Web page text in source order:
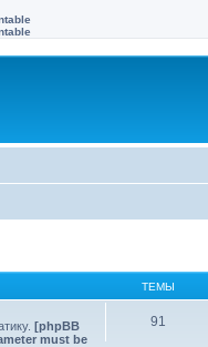
ТЕМЫ
[phpBB
must be
91